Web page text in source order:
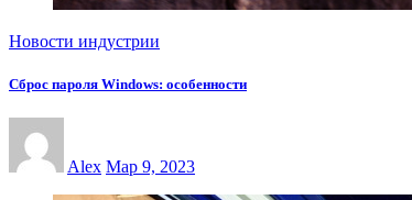
Новости индустрии
Сброс пароля Windows: особенности
Alex Мар 9, 2023